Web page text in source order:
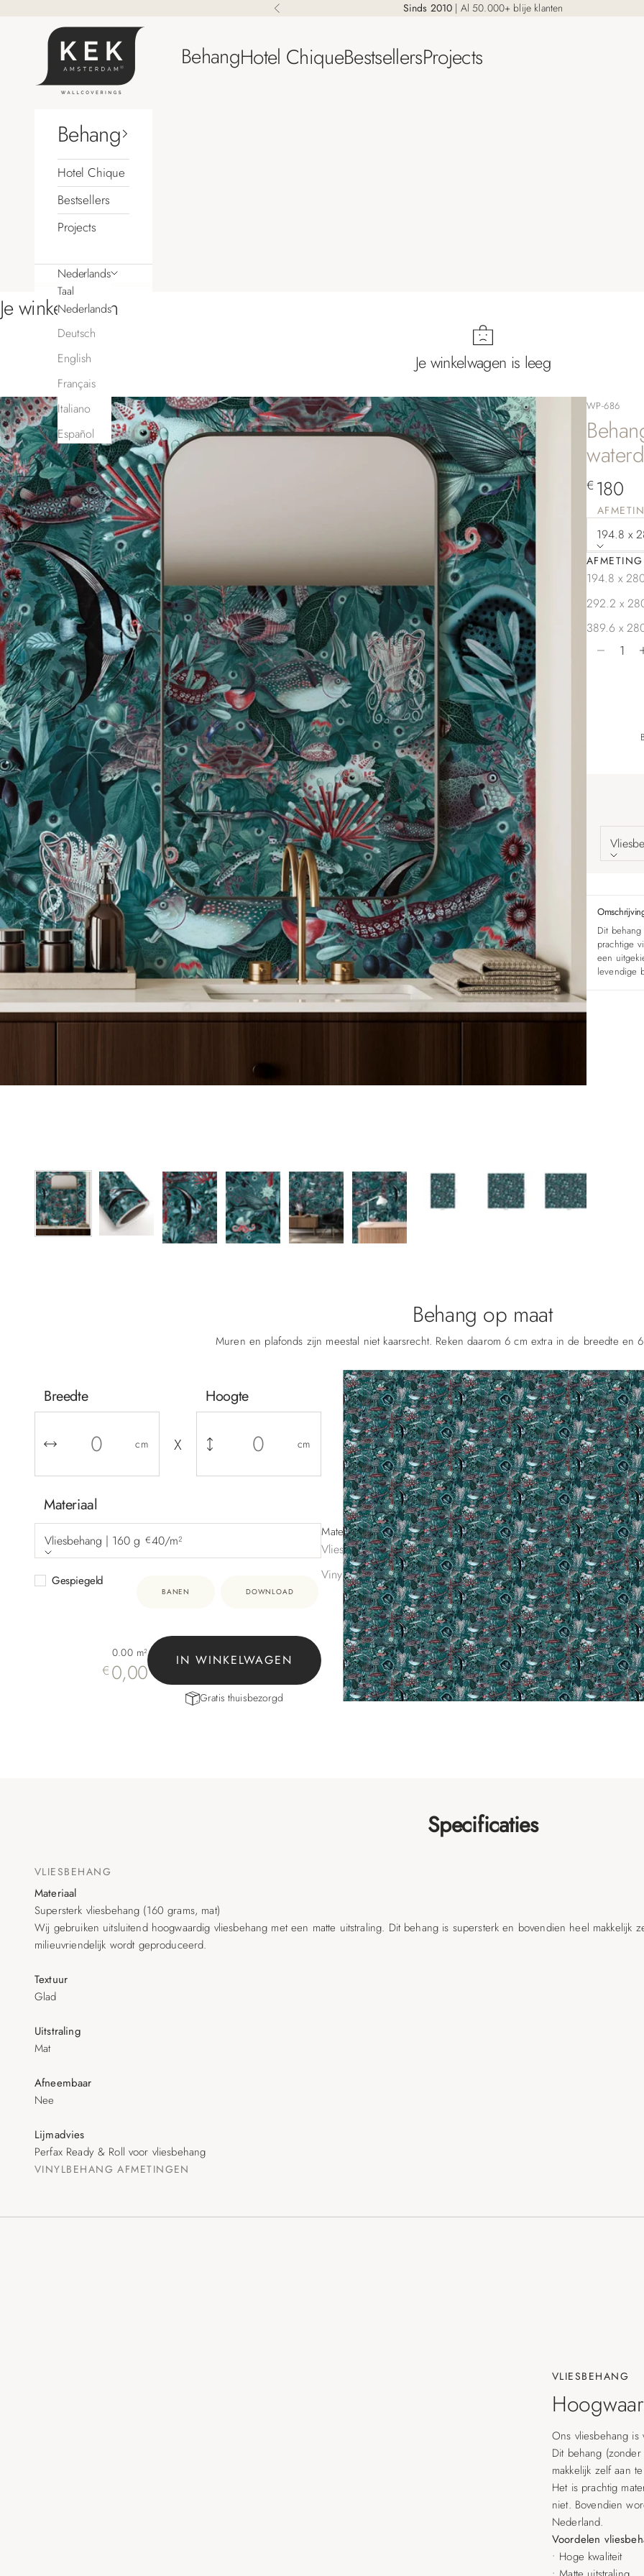
Vorige Sinds 2010 | Al 50.000+ blije klanten
KEK Amsterdam
BehangHotel ChiqueBestsellersProjects
Behang
Hotel Chique
Bestsellers
Projects
Nederlands
Taal
Nederlands
Deutsch
English
Français
Italiano
Español
Je winkelwagen
Je winkelwagen is leeg
WP-686
€ 180
194.8 x
AFMETING
194.8 x
292.2 x
389.6 x
Bepaal
Aantal
Dit
prachtige
een
levendige
Behang op maat
Muren en plafonds zijn meestal niet kaarsrecht. Reken daarom 6 cm extra in de breedte en
Breedte
cm X
Hoogte
cm
Materiaal
Vliesbehang | 160 g €40/m²
Materiaal
Vliesbehang | 160 g €40/m²
Vinylbehang | 350 g | Afwasbaar €60/m²
Gespiegeld
BANEN DOWNLOAD
0.00 m²
€ 0,00 IN WINKELWAGEN
Gratis thuisbezorgd
Specificaties
VLIESBEHANG
Materiaal
Supersterk vliesbehang (160 grams, mat)
Wij gebruiken uitsluitend hoogwaardig vliesbehang met een matte uitstraling. Dit behang is supersterk en bovendien heel makkelijk
milieuvriendelijk wordt geproduceerd.
Textuur
Glad
Uitstraling
Mat
Afneembaar
Nee
Lijmadvies
Perfax Ready & Roll voor vliesbehang
VINYLBEHANG AFMETINGEN
VLIESBEHANG
Ons vliesbehang is
Dit behang
makkelijk zelf aan
Het is prachtig
niet. Bovendien
Nederland.
Voordelen
• Hoge kwaliteit